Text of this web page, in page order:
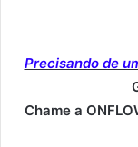
Precisando de
Chame a